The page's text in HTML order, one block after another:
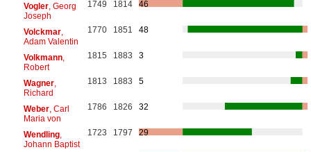
Vogler, Georg
Joseph
1749 1814 46
Volckmar,
Adam Valentin
1770 1851 48
Volkmann,
Robert
1815 1883 3
Wagner,
Richard
1813 1883 5
Weber, Carl
Maria von
1786 1826 32
Wendling,
Johann Baptist
1723 1797 29